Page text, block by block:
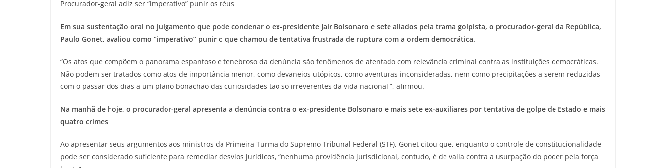
Procurador-geral adiz ser “imperativo” punir os réus
Em sua sustentação oral no julgamento que pode condenar o ex-presidente Jair Bolsonaro e sete aliados pela trama golpista, o procurador-geral da República,
Paulo Gonet, avaliou como “imperativo” punir o que chamou de tentativa frustrada de ruptura com a ordem democrática.
“Os atos que compõem o panorama espantoso e tenebroso da denúncia são fenômenos de atentado com relevância criminal contra as instituições democráticas.
Não podem ser tratados como atos de importância menor, como devaneios utópicos, como aventuras inconsideradas, nem como precipitações a serem reduzidas
com o passar dos dias a um plano bonachão das curiosidades tão só irreverentes da vida nacional.”, afirmou.
Na manhã de hoje, o procurador-geral apresenta a denúncia contra o ex-presidente Bolsonaro e mais sete ex-auxiliares por tentativa de golpe de Estado e mais
quatro crimes
Ao apresentar seus argumentos aos ministros da Primeira Turma do Supremo Tribunal Federal (STF), Gonet citou que, enquanto o controle de constitucionalidade
pode ser considerado suficiente para remediar desvios jurídicos, “nenhuma providência jurisdicional, contudo, é de valia contra a usurpação do poder pela força